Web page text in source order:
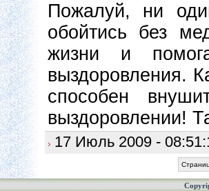
Пожалуй, ни
обойтись без
жизни и
выздоровления.
способен
выздоровлении!
17 Июль 2009 -